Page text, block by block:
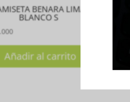
BENARA LIMA
BLANCO S
Añadir al carrito